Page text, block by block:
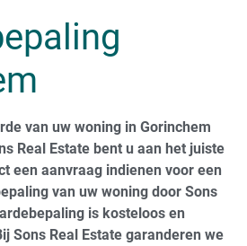
van uw woning in Gorinchem
Real Estate bent u aan het juiste
een aanvraag indienen voor een
van uw woning door Sons
is kosteloos en
Sons Real Estate garanderen we